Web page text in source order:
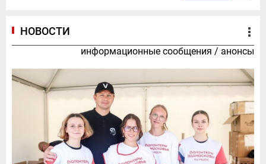
НОВОСТИ
информационные сообщения / анонсы